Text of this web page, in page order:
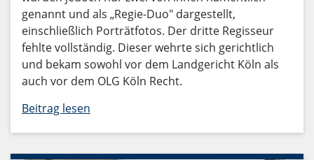
genannt und als „Regie-Duo" dargestellt,
einschließlich Porträtfotos. Der dritte Regisseur
fehlte vollständig. Dieser wehrte sich gerichtlich
und bekam sowohl vor dem Landgericht Köln als
auch vor dem OLG Köln Recht.
Beitrag lesen